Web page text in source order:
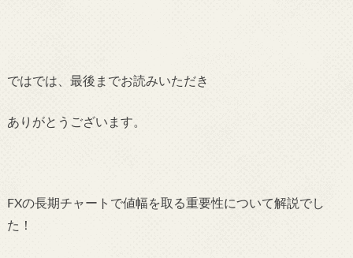
ではでは、最後までお読みいただき
ありがとうございます。
FXの長期チャートで値幅を取る重要性について解説でし
た！